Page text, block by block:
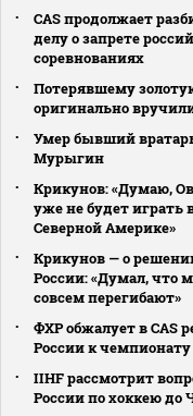
CAS продолжает
делу о запрете
соревнованиях
Потерявшему
оригинально
Умер бывший
Мурыгин
Крикунов: «Думаю,
уже не будет играть
Северной Америке»
Крикунов — о
России: «Думал, что
совсем перегибают»
ФХР обжалует в CAS
России к
IIHF рассмотрит
России по хоккею до